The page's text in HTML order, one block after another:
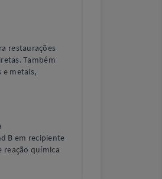
restaurações
Também
e metais,
B em recipiente
reação química